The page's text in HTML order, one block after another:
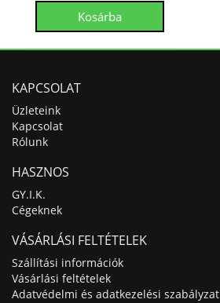
KAPCSOLAT
Üzleteink
Kapcsolat
Rólunk
HASZNOS
GY.I.K.
Cégeknek
VÁSÁRLÁSI FELTÉTELEK
Szállítási információk
Vásárlási feltételek
Adatvédelmi és adatkezelési szabályzat